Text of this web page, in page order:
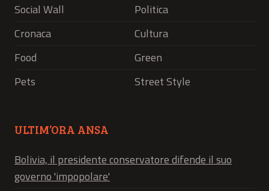
Social Wall
Politica
Cronaca
Cultura
Food
Green
Pets
Street Style
ULTIM’ORA ANSA
Bolivia, il presidente conservatore difende il suo
governo 'impopolare'